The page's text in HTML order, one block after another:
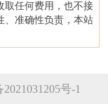
取任何费用，也不接
、准确性负责，本站
号-1